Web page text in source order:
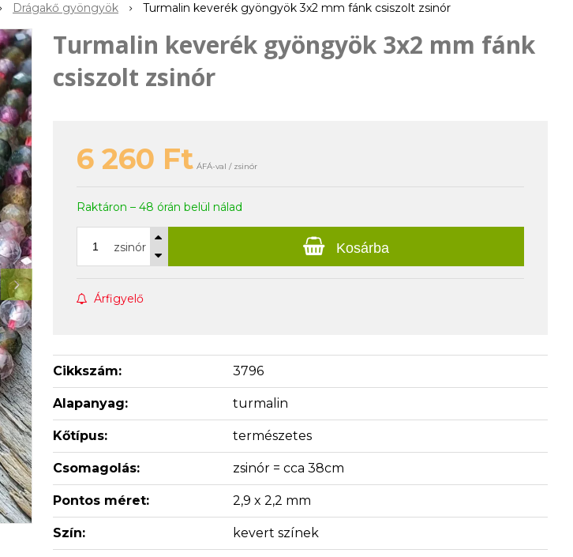
Drágakő gyöngyök Turmalin keverék gyöngyök 3x2 mm fánk csiszolt zsinór
Turmalin keverék gyöngyök 3x2 mm fánk
csiszolt zsinór
6 260 Ft ÁFÁ-val / zsinór
Raktáron – 48 órán belül nálad
zsinór Kosárba
Árfigyelő
Cikkszám: 3796
Alapanyag: turmalin
Kőtípus: természetes
Csomagolás: zsinór = cca 38cm
Pontos méret: 2,9 x 2,2 mm
Szín: kevert színek